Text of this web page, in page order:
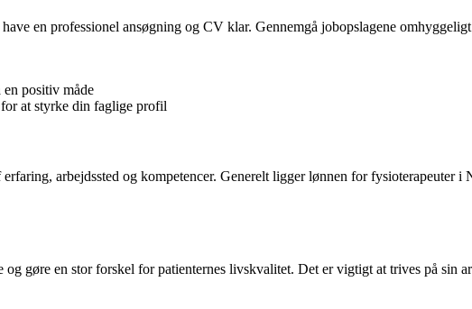
en professionel ansøgning og CV klar. Gennemgå jobopslagene
positiv måde
at styrke din faglige profil
arbejdssted og kompetencer. Generelt ligger lønnen for fysioterapeuter
gøre en stor forskel for patienternes livskvalitet. Det er vigtigt at trives på sin